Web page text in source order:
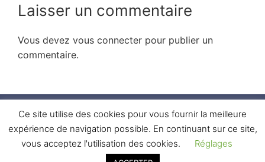
Laisser un commentaire
Vous devez vous connecter pour publier un
commentaire.
Connexion Confidentialité CGV Sitemap
Ce site utilise des cookies pour vous fournir la meilleure
expérience de navigation possible. En continuant sur ce site,
vous acceptez l'utilisation des cookies.
Réglages